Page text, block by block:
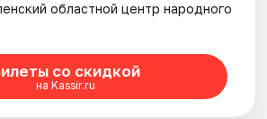
областной центр народного
со скидкой
на Kassir.ru